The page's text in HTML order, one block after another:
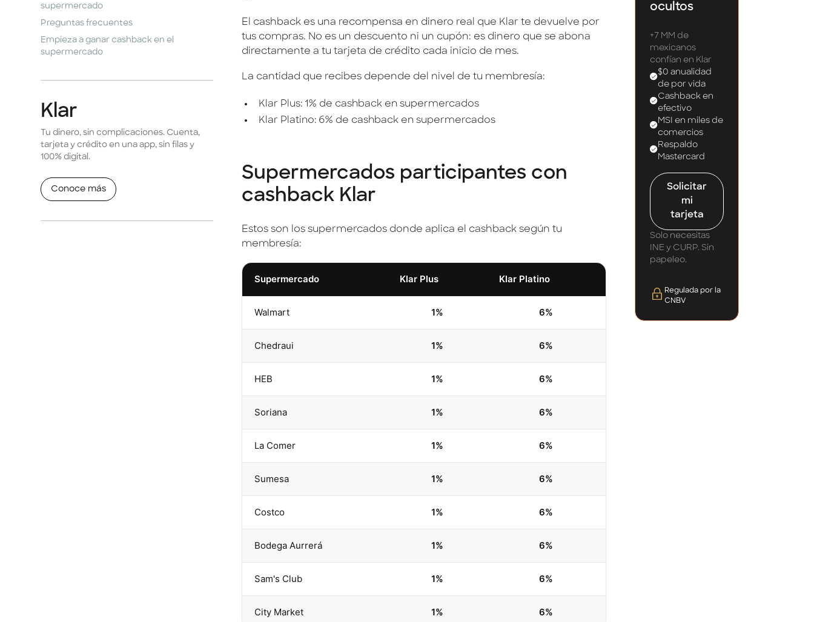
supermercado
Preguntas frecuentes
Empieza a ganar cashback en el
supermercado
Klar
Tu dinero, sin complicaciones. Cuenta,
tarjeta y crédito en una app, sin filas y
100% digital.
Conoce más
El cashback es una recompensa en dinero real que Klar te devuelve por
tus compras. No es un descuento ni un cupón: es dinero que se abona
directamente a tu tarjeta de crédito cada inicio de mes.
La cantidad que recibes depende del nivel de tu membresía:
Klar Plus: 1% de cashback en supermercados
Klar Platino: 6% de cashback en supermercados
Supermercados participantes con
cashback Klar
Estos son los supermercados donde aplica el cashback según tu
membresía:
Supermercado Klar Plus Klar Platino
Walmart 1% 6%
Chedraui 1% 6%
HEB 1% 6%
Soriana 1% 6%
La Comer 1% 6%
Sumesa 1% 6%
Costco 1% 6%
Bodega Aurrerá 1% 6%
Sam's Club 1% 6%
City Market 1% 6%
ocultos
+7 MM de
mexicanos
confían en Klar
$0 anualidad
de por vida
Cashback en
efectivo
MSI en miles de
comercios
Respaldo
Mastercard
Solicitar
mi
tarjeta
Solo necesitas
INE y CURP. Sin
papeleo.
Regulada por la
CNBV